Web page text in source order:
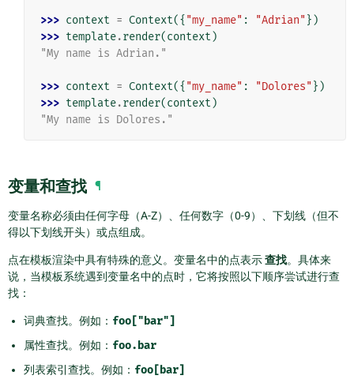
>>> context = Context({ "my_name" : "Adrian" })
>>> template.render(context )
"My name is Adrian."
>>> context = Context({ "my_name" : "Dolores" })
>>> template.render(context )
"My name is Dolores."
变量和查找 ¶
变量名称必须由任何字母（A-Z）、任何数字（0-9）、下划线（但不
得以下划线开头）或点组成。
点在模板渲染中具有特殊的意义。变量名中的点表示查找。具体来
说，当模板系统遇到变量名中的点时，它将按照以下顺序尝试进行查
找：
词典查找。例如： foo["bar"]
属性查找。例如： foo.bar
列表索引查找。例如： foo[bar]